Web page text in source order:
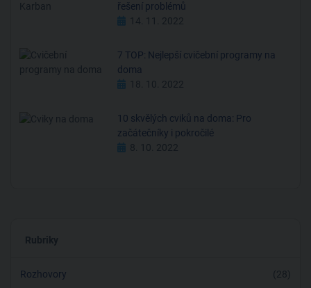
řešení problémů
14. 11. 2022
7 TOP: Nejlepší cvičební programy na
doma
18. 10. 2022
10 skvělých cviků na doma: Pro
začátečníky i pokročilé
8. 10. 2022
Rubriky
Rozhovory
(28)